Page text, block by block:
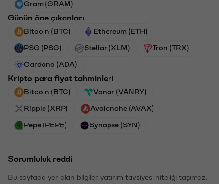
Gram (GRAM)
Günün öne çıkanları
Bitcoin (BTC) Ethereum (ETH)
PSG (PSG) Stellar (XLM) Tron (TRX)
Cardano (ADA)
Kripto para fiyat tahminleri
Bitcoin (BTC) Vanar (VANRY)
Ripple (XRP) Avalanche (AVAX)
Pepe (PEPE) Synapse (SYN)
Sorumluluk reddi
Bu sayfada yer alan bilgiler yatırım tavsiyesi niteliği taşımaz.